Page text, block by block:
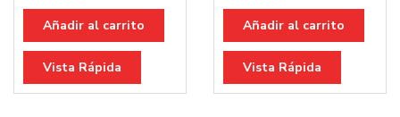
Añadir al carrito
Vista Rápida
Añadir al carrito
Vista Rápida